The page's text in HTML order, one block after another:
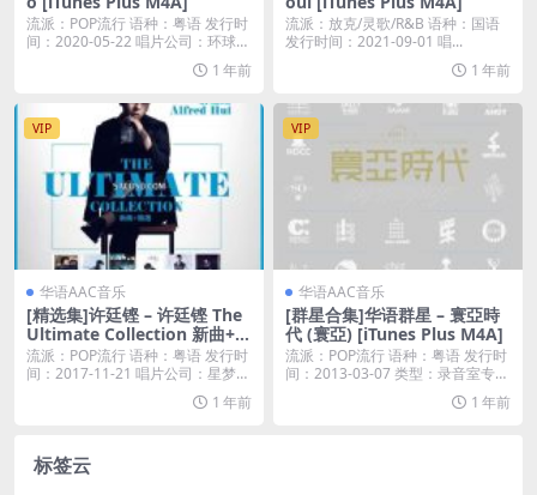
流派：POP流行 语种：粤语 发行时
间：2020-05-22 唱片公司：环球唱
1 年前
流派：放克/灵歌/R&B 语种：国语
发行时间：2021-09-01 唱...
1 年前
VIP
华语AAC音乐
[精选集]许廷铿 – 许廷铿 The
Ultimate Collection 新曲+精
选 [iTunes Plus M4A]
流派：POP流行 语种：粤语 发行时
间：2017-11-21 唱片公司：星梦娱
1 年前
VIP
华语AAC音乐
[群星合集]华语群星 – 寰亞時
代 (寰亞) [iTunes Plus M4A]
流派：POP流行 语种：粤语 发行时
间：2013-03-07 类型：录音室专辑
1 年前
标签云